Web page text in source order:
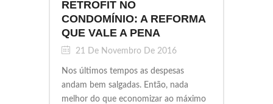
RETROFIT NO
CONDOMÍNIO: A REFORMA
QUE VALE A PENA
21 De Novembro De 2016
Nos últimos tempos as despesas
andam bem salgadas. Então, nada
melhor do que economizar ao máximo